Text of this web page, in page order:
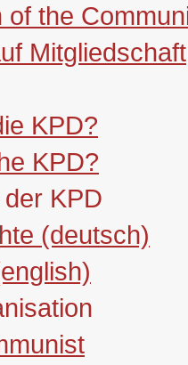
of the
Mitgliedschaft
KPD?
KPD?
KPD
(deutsch)